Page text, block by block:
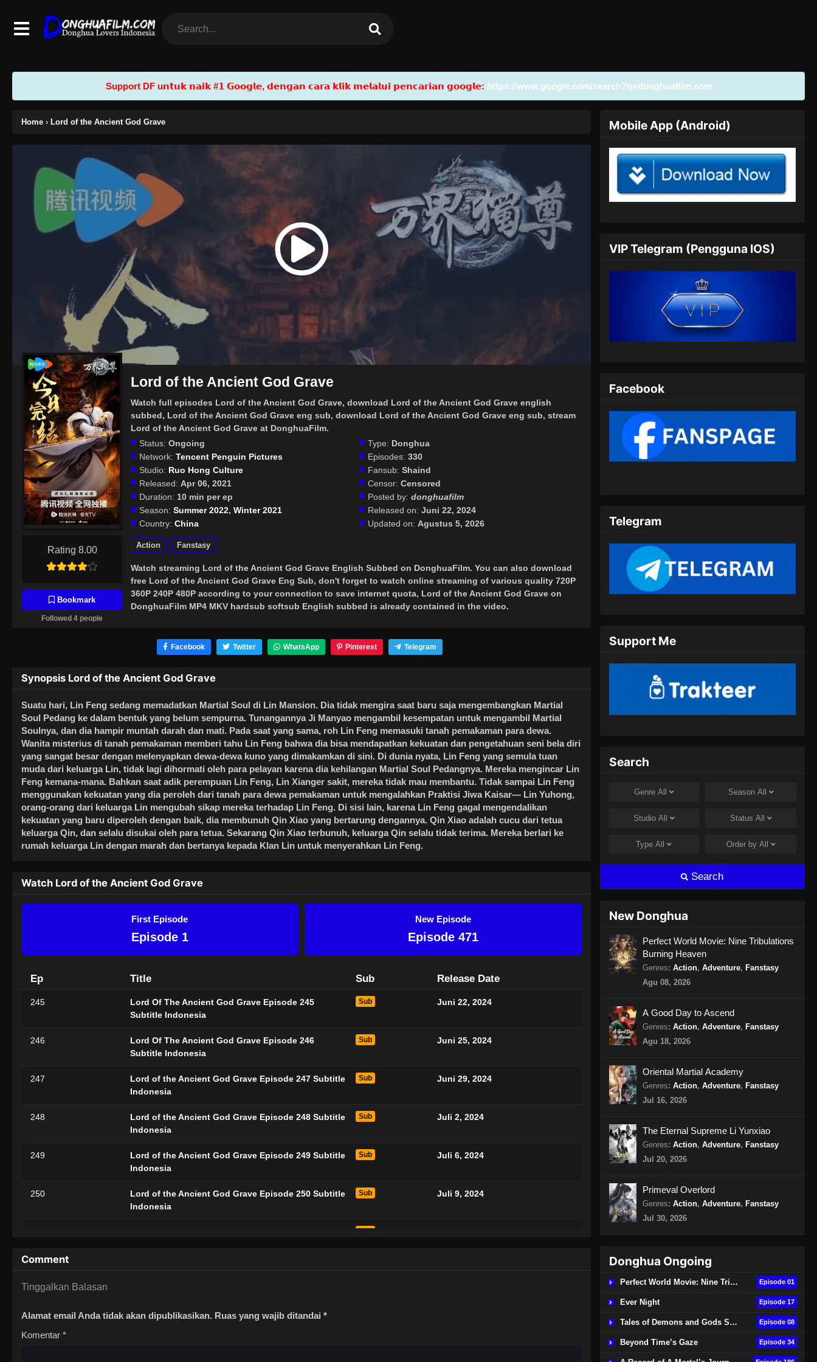
Support DF u𝗻𝘁𝘂𝗸 𝗻𝗮𝗶𝗸 #𝟭 𝗚𝗼𝗼𝗴𝗹𝗲, 𝗱𝗲𝗻𝗴𝗮𝗻 𝗰𝗮𝗿𝗮 𝗸𝗹𝗶𝗸 𝗺𝗲𝗹𝗮𝗹𝘂𝗶 𝗽𝗲𝗻𝗰𝗮𝗿𝗶𝗮𝗻 𝗴𝗼𝗼𝗴𝗹𝗲: https://www.google.com/search?q=donghuafilm.com
Home › Lord of the Ancient God Grave
Rating 8.00
Bookmark
Followed 4 people
Lord of the Ancient God Grave
Watch full episodes Lord of the Ancient God Grave, download Lord of the Ancient God Grave english
subbed, Lord of the Ancient God Grave eng sub, download Lord of the Ancient God Grave eng sub, stream
Lord of the Ancient God Grave at DonghuaFilm.
Status: Ongoing
Network: Tencent Penguin Pictures
Studio: Ruo Hong Culture
Released: Apr 06, 2021
Duration: 10 min per ep
Season: Summer 2022, Winter 2021
Country: China
Type: Donghua
Episodes: 330
Fansub: Shaind
Censor: Censored
Posted by: donghuafilm
Released on: Juni 22, 2024
Updated on: Agustus 5, 2026
Action Fanstasy
Watch streaming Lord of the Ancient God Grave English Subbed on DonghuaFilm. You can also download
free Lord of the Ancient God Grave Eng Sub, don't forget to watch online streaming of various quality 720P
360P 240P 480P according to your connection to save internet quota, Lord of the Ancient God Grave on
DonghuaFilm MP4 MKV hardsub softsub English subbed is already contained in the video.
Facebook Twitter WhatsApp Pinterest Telegram
Synopsis Lord of the Ancient God Grave
Suatu hari, Lin Feng sedang memadatkan Martial Soul di Lin Mansion. Dia tidak mengira saat baru saja mengembangkan Martial
Soul Pedang ke dalam bentuk yang belum sempurna. Tunangannya Ji Manyao mengambil kesempatan untuk mengambil Martial
Soulnya, dan dia hampir muntah darah dan mati. Pada saat yang sama, roh Lin Feng memasuki tanah pemakaman para dewa.
Wanita misterius di tanah pemakaman memberi tahu Lin Feng bahwa dia bisa mendapatkan kekuatan dan pengetahuan seni bela diri
yang sangat besar dengan melenyapkan dewa-dewa kuno yang dimakamkan di sini. Di dunia nyata, Lin Feng yang semula tuan
muda dari keluarga Lin, tidak lagi dihormati oleh para pelayan karena dia kehilangan Martial Soul Pedangnya. Mereka mengincar Lin
Feng kemana-mana. Bahkan saat adik perempuan Lin Feng, Lin Xianger sakit, mereka tidak mau membantu. Tidak sampai Lin Feng
menggunakan kekuatan yang dia peroleh dari tanah para dewa pemakaman untuk mengalahkan Praktisi Jiwa Kaisar— Lin Yuhong,
orang-orang dari keluarga Lin mengubah sikap mereka terhadap Lin Feng. Di sisi lain, karena Lin Feng gagal mengendalikan
kekuatan yang baru diperoleh dengan baik, dia membunuh Qin Xiao yang bertarung dengannya. Qin Xiao adalah cucu dari tetua
keluarga Qin, dan selalu disukai oleh para tetua. Sekarang Qin Xiao terbunuh, keluarga Qin selalu tidak terima. Mereka berlari ke
rumah keluarga Lin dengan marah dan bertanya kepada Klan Lin untuk menyerahkan Lin Feng.
Watch Lord of the Ancient God Grave
First Episode
Episode 1
New Episode
Episode 471
Ep Title Sub Release Date
245
Lord Of The Ancient God Grave Episode 245
Subtitle Indonesia
Sub Juni 22, 2024
246
Lord Of The Ancient God Grave Episode 246
Subtitle Indonesia
Sub Juni 25, 2024
247
Lord of the Ancient God Grave Episode 247 Subtitle
Indonesia
Sub Juni 29, 2024
248
Lord of the Ancient God Grave Episode 248 Subtitle
Indonesia
Sub Juli 2, 2024
249
Lord of the Ancient God Grave Episode 249 Subtitle
Indonesia
Sub Juli 6, 2024
250
Lord of the Ancient God Grave Episode 250 Subtitle
Indonesia
Sub Juli 9, 2024
Sub
252
Lord of the Ancient God Grave Episode 252 Subtitle
Sub Juli 16, 2024
Indonesia
Comment
Tinggalkan Balasan
Alamat email Anda tidak akan dipublikasikan. Ruas yang wajib ditandai *
Komentar *
Mobile App (Android)
VIP Telegram (Pengguna IOS)
Facebook
Telegram
Support Me
Search
Genre All Season All
Studio All Status All
TypeAll Order by All
Search
New Donghua
Perfect World Movie: Nine Tribulations
Burning Heaven
Genres: Action, Adventure, Fanstasy
Agu 08, 2026
A Good Day to Ascend
Genres: Action, Adventure, Fanstasy
Agu 18, 2026
Oriental Martial Academy
Genres: Action, Adventure, Fanstasy
Jul 16, 2026
The Eternal Supreme Li Yunxiao
Genres: Action, Adventure, Fanstasy
Jul 20, 2026
Primeval Overlord
Genres: Action, Adventure, Fanstasy
Jul 30, 2026
Donghua Ongoing
Perfect World Movie: Nine Tribulations Burning Heaven Episode 01
Ever Night Episode 17
Tales of Demons and Gods Season 9 Episode 08
Beyond Time’s Gaze Episode 34